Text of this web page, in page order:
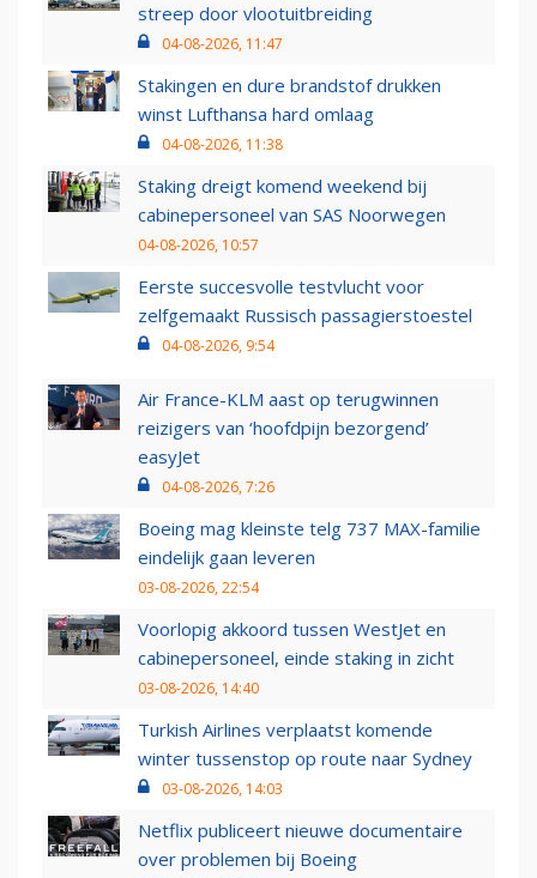
streep door vlootuitbreiding
04-08-2026, 11:47
Stakingen en dure brandstof drukken
winst Lufthansa hard omlaag
04-08-2026, 11:38
Staking dreigt komend weekend bij
cabinepersoneel van SAS Noorwegen
04-08-2026, 10:57
Eerste succesvolle testvlucht voor
zelfgemaakt Russisch passagierstoestel
04-08-2026, 9:54
Air France-KLM aast op terugwinnen
reizigers van ‘hoofdpijn bezorgend’
easyJet
04-08-2026, 7:26
Boeing mag kleinste telg 737 MAX-familie
eindelijk gaan leveren
03-08-2026, 22:54
Voorlopig akkoord tussen WestJet en
cabinepersoneel, einde staking in zicht
03-08-2026, 14:40
Turkish Airlines verplaatst komende
winter tussenstop op route naar Sydney
03-08-2026, 14:03
Netflix publiceert nieuwe documentaire
over problemen bij Boeing